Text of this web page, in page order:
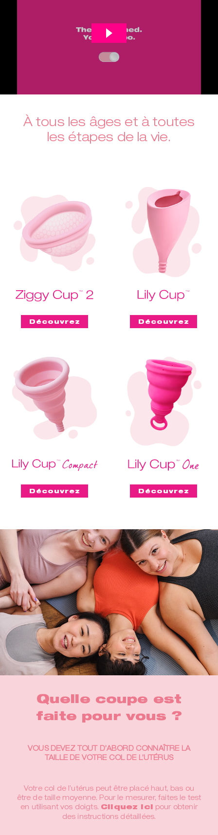
À tous les âges et à toutes
les étapes de la vie.
Découvrez Découvrez
Découvrez Découvrez
Quelle coupe est
faite pour vous ?
VOUS DEVEZ TOUT D’ABORD CONNAÎTRE LA
TAILLE DE VOTRE COL DE L’UTÉRUS
Votre col de l’utérus peut être placé haut, bas ou
être de taille moyenne. Pour le mesurer, faites le test
en utilisant vos doigts. Cliquez ici pour obtenir
des instructions détaillées.